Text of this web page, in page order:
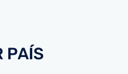
PAÍS